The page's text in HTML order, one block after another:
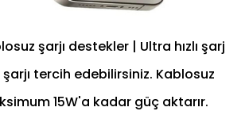
şarjı destekler | Ultra hızlı şarj
tercih edebilirsiniz. Kablosuz
15W'a kadar güç aktarır.